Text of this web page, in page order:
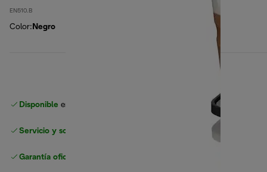
EN510.B
Color: Negro
Disponible en nuestros minoristas de confianza
Servicio y soporte sin complicaciones
Garantía oficial